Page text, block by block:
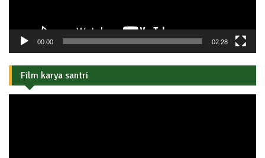
00:00 02:28
Film karya santri